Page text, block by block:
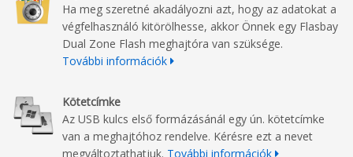
Ha meg szeretné akadályozni azt, hogy az adatokat a
végfelhasználó kitörölhesse, akkor Önnek egy Flasbay
Dual Zone Flash meghajtóra van szüksége.
További információk
Kötetcímke
Az USB kulcs első formázásánál egy ún. kötetcímke
van a meghajtóhoz rendelve. Kérésre ezt a nevet
megváltoztathatjuk. További információk